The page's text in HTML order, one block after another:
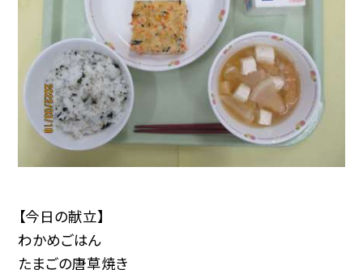
【今日の献立】
わかめごはん
たまごの唐草焼き